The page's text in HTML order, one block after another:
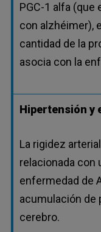
PGC-1 alfa
con alzhéimer),
cantidad de la
asocia con la
Hipertensión y
La rigidez
relacionada con
enfermedad de
acumulación de
cerebro.